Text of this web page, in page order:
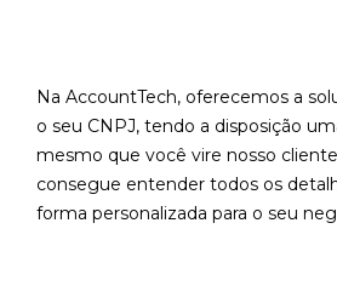
Na AccountTech, oferecemos a
o seu CNPJ, tendo a disposição
mesmo que você vire nosso
consegue entender todos os
forma personalizada para o seu